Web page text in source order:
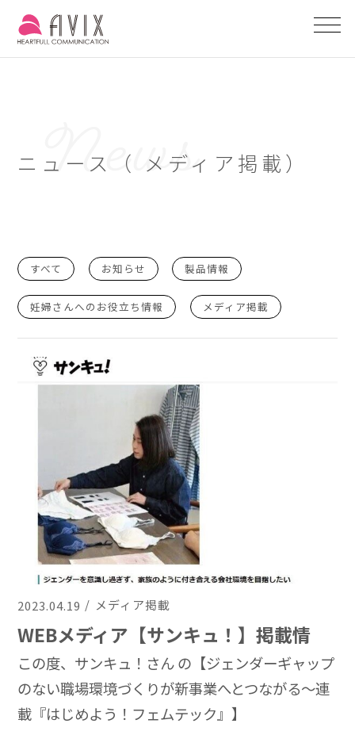
ニュース（ メディア掲載）
すべて お知らせ 製品情報
妊婦さんへのお役立ち情報 メディア掲載
2023.04.19 メディア掲載
WEBメディア【サンキュ！】掲載情
報
この度、サンキュ！さん の【ジェンダーギャップ
のない職場環境づくりが新事業へとつながる～連
載『はじめよう！フェムテック』】